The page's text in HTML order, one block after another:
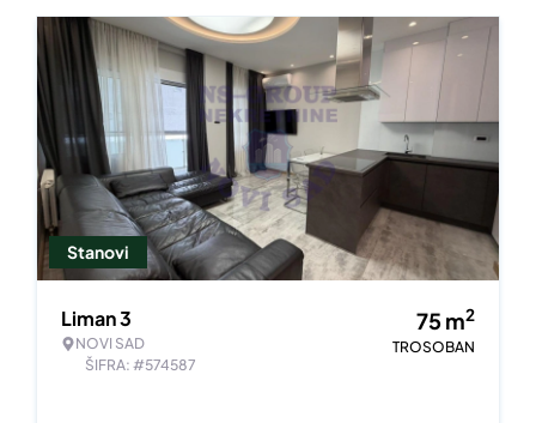
Stanovi
Liman 3
NOVI SAD
ŠIFRA: #574587
75m2
TROSOBAN